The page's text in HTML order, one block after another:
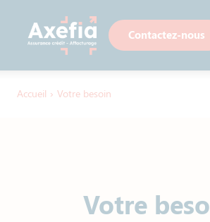
Contactez-nous
Accueil › Votre besoin
Votre